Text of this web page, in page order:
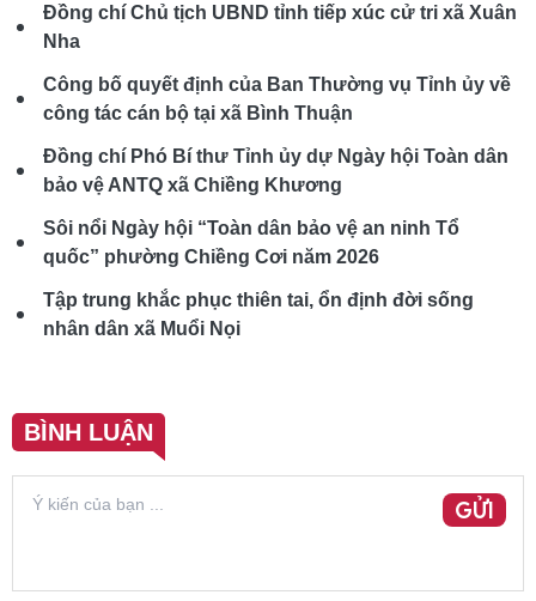
Đồng chí Chủ tịch UBND tỉnh tiếp xúc cử tri xã Xuân
Nha
Công bố quyết định của Ban Thường vụ Tỉnh ủy về
công tác cán bộ tại xã Bình Thuận
Đồng chí Phó Bí thư Tỉnh ủy dự Ngày hội Toàn dân
bảo vệ ANTQ xã Chiềng Khương
Sôi nổi Ngày hội “Toàn dân bảo vệ an ninh Tổ
quốc” phường Chiềng Cơi năm 2026
Tập trung khắc phục thiên tai, ổn định đời sống
nhân dân xã Muổi Nọi
BÌNH LUẬN
GỬI